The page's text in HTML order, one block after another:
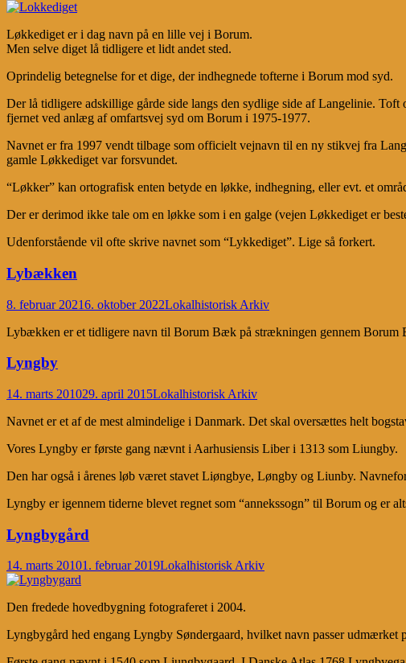
Løkkediget er i dag navn på en lille vej i Borum.
Men selve diget lå tidligere et lidt andet sted.
Oprindelig betegnelse for et dige, der indhegnede tofterne i Borum mod syd.
Der lå tidligere adskillige gårde side langs den sydlige side af Langelinie.
fjernet ved anlæg af omfartsvej syd om Borum i 1975-1977.
Navnet er fra 1997 vendt tilbage som officielt vejnavn til en ny stikvej fra
gamle Løkkediget var forsvundet.
“Løkker” kan ortografisk enten betyde en løkke, indhegning, eller evt. et
Der er derimod ikke tale om en løkke som i en galge (vejen Løkkediget er
Udenforstående vil ofte skrive navnet som “Lykkediget”. Lige så forkert.
Lybækken
8. februar 20216. oktober 2022Lokalhistorisk Arkiv
Lybækken er et tidligere navn til Borum Bæk på strækningen gennem Borum
Lyngby
14. marts 201029. april 2015Lokalhistorisk Arkiv
Navnet er et af de mest almindelige i Danmark. Det skal oversættes helt
Vores Lyngby er første gang nævnt i Aarhusiensis Liber i 1313 som Liungby.
Den har også i årenes løb været stavet Liøngbye, Løngby og Liunby.
Lyngby er igennem tiderne blevet regnet som “annekssogn” til Borum og er
Lyngbygård
14. marts 20101. februar 2019Lokalhistorisk Arkiv
Den fredede hovedbygning fotograferet i 2004.
Lyngbygård hed engang Lyngby Søndergaard, hvilket navn passer